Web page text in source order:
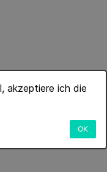
akzeptiere ich die
OK